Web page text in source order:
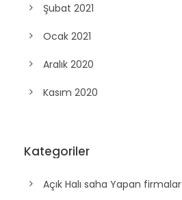
Şubat 2021
Ocak 2021
Aralık 2020
Kasım 2020
Kategoriler
Açık Halı saha Yapan firmalar